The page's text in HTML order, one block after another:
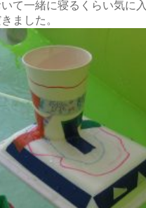
て一緒に寝るくらい気に
ました。